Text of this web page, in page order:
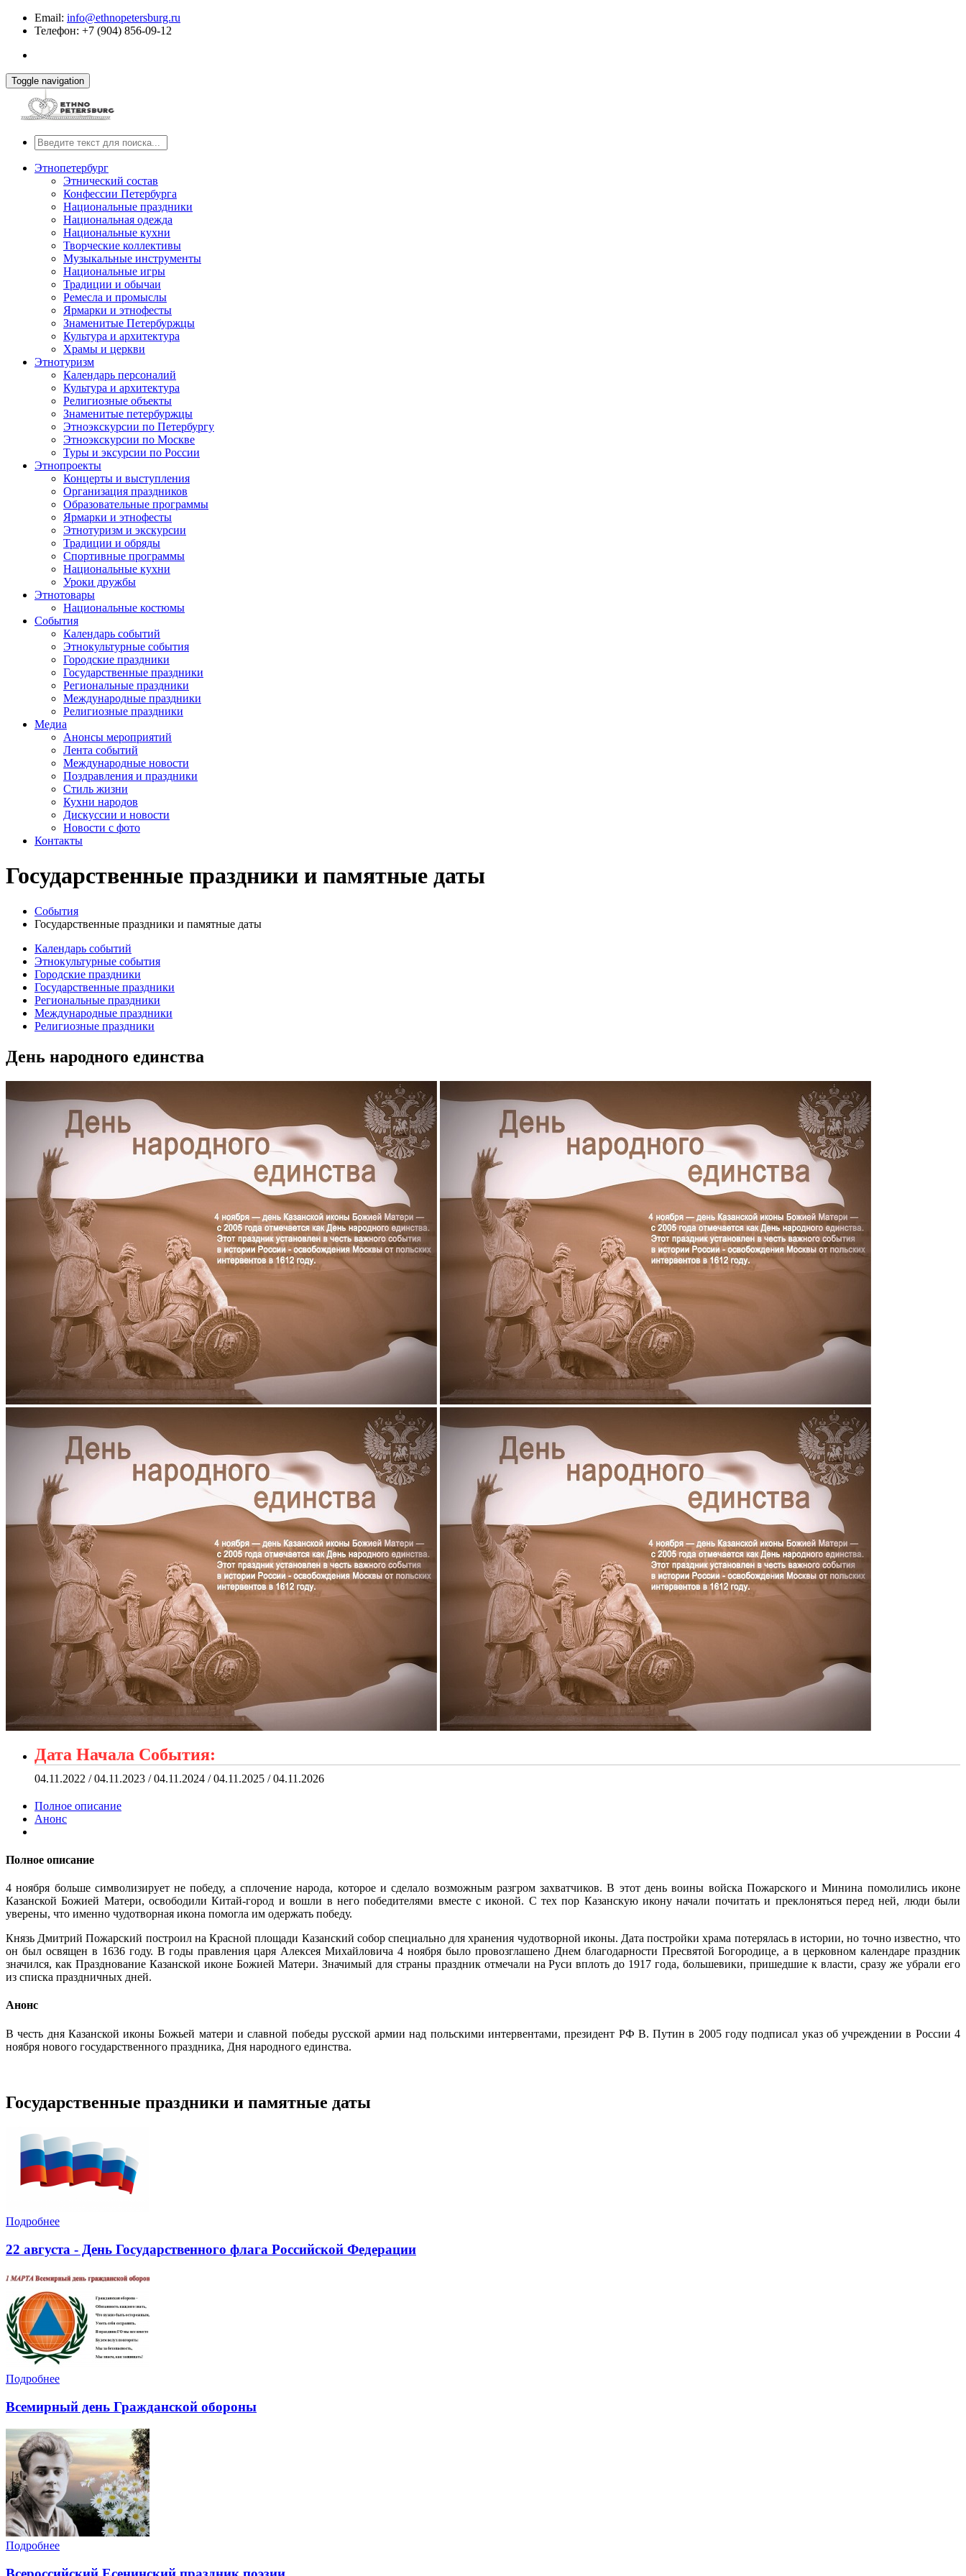
Email: info@ethnopetersburg.ru
Телефон: +7 (904) 856-09-12
Toggle navigation
Этнопетербург
Этнический состав
Конфессии Петербурга
Национальные праздники
Национальная одежда
Национальные кухни
Творческие коллективы
Музыкальные инструменты
Национальные игры
Традиции и обычаи
Ремесла и промыслы
Ярмарки и этнофесты
Знаменитые Петербуржцы
Культура и архитектура
Храмы и церкви
Этнотуризм
Календарь персоналий
Культура и архитектура
Религиозные объекты
Знаменитые петербуржцы
Этноэкскурсии по Петербургу
Этноэкскурсии по Москве
Туры и эксурсии по России
Этнопроекты
Концерты и выступления
Организация праздников
Образовательные программы
Ярмарки и этнофесты
Этнотуризм и экскурсии
Традиции и обряды
Спортивные программы
Национальные кухни
Уроки дружбы
Этнотовары
Национальные костюмы
События
Календарь событий
Этнокультурные события
Городские праздники
Государственные праздники
Региональные праздники
Международные праздники
Религиозные праздники
Медиа
Анонсы мероприятий
Лента событий
Международные новости
Поздравления и праздники
Cтиль жизни
Кухни народов
Дискуссии и новости
Новости с фото
Контакты
Государственные праздники и памятные даты
События
Государственные праздники и памятные даты
Календарь событий
Этнокультурные события
Городские праздники
Государственные праздники
Региональные праздники
Международные праздники
Религиозные праздники
День народного единства
Дата Начала События:
04.11.2022 / 04.11.2023 / 04.11.2024 / 04.11.2025 / 04.11.2026
Полное описание
Анонс
Полное описание
4 ноября больше символизирует не победу, а сплочение народа, которое и сделало возможным разгром захватчиков. В этот день воины войска Пожарского и Минина помолились иконе
Казанской Божией Матери, освободили Китай-город и вошли в него победителями вместе с иконой. С тех пор Казанскую икону начали почитать и преклоняться перед ней, люди были
уверены, что именно чудотворная икона помогла им одержать победу.
Князь Дмитрий Пожарский построил на Красной площади Казанский собор специально для хранения чудотворной иконы. Дата постройки храма потерялась в истории, но точно известно, что
он был освящен в 1636 году. В годы правления царя Алексея Михайловича 4 ноября было провозглашено Днем благодарности Пресвятой Богородице, а в церковном календаре праздник
значился, как Празднование Казанской иконе Божией Матери. Значимый для страны праздник отмечали на Руси вплоть до 1917 года, большевики, пришедшие к власти, сразу же убрали его
из списка праздничных дней.
Анонс
В честь дня Казанской иконы Божьей матери и славной победы русской армии над польскими интервентами, президент РФ В. Путин в 2005 году подписал указ об учреждении в России 4
ноября нового государственного праздника, Дня народного единства.
Государственные праздники и памятные даты
Подробнее
22 августа - День Государственного флага Российской Федерации
Подробнее
Всемирный день Гражданской обороны
Подробнее